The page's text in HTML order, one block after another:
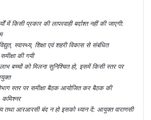
किसी प्रकार की लापरवाही बर्दाश्त नहीं की जाएगी:
स्वास्थ्य, शिक्षा एवं शहरी विकास से संबंधित
की गयी
बच्चों को मिलना सुनिश्चित हो, इसमें किसी स्तर पर
स्तर पर समीक्षा बैठक आयोजित कर बैठक की
कमिश्नर
तथा आरआरसी बंद न हो इसको ध्यान दें: आयुक्त वाराणसी